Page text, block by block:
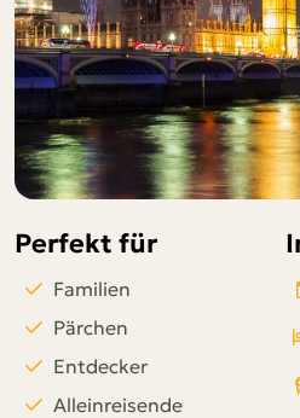
Perfekt für
Familien
Pärchen
Entdecker
Alleinreisende
Telegram
per E-Mail
Link